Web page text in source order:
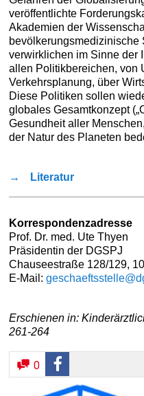
veröffentlichte
Akademien der
bevölkerungsmedizinische
verwirklichen im Sinne der
allen Politikbereichen, von
Verkehrsplanung, über
Diese Politiken sollen
globales Gesamtkonzept
Gesundheit aller
der Natur des Planeten
→ Literatur
Korrespondenzadresse
Prof. Dr. med. Ute Thyen
Präsidentin der DGSPJ
Chauseestraße 128/129,
E-Mail:
Erschienen in:
261-264
0